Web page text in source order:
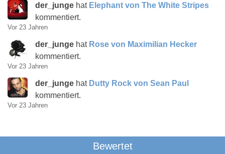
der_junge hat Elephant von The White Stripes
kommentiert.
Vor 23 Jahren
der_junge hat Rose von Maximilian Hecker
kommentiert.
Vor 23 Jahren
der_junge hat Dutty Rock von Sean Paul
kommentiert.
Vor 23 Jahren
Bewertet